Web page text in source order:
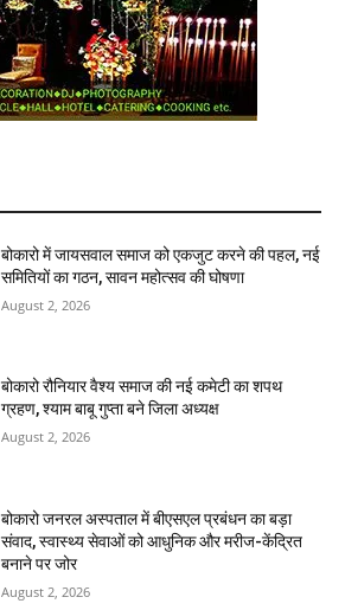
बोकारो में जायसवाल समाज को एकजुट करने की पहल, नई
समितियों का गठन, सावन महोत्सव की घोषणा
August 2, 2026
बोकारो रौनियार वैश्य समाज की नई कमेटी का शपथ
ग्रहण, श्याम बाबू गुप्ता बने जिला अध्यक्ष
August 2, 2026
बोकारो जनरल अस्पताल में बीएसएल प्रबंधन का बड़ा
संवाद, स्वास्थ्य सेवाओं को आधुनिक और मरीज-केंद्रित
बनाने पर जोर
August 2, 2026